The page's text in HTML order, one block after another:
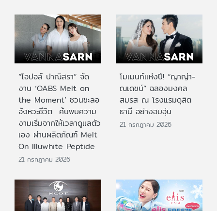
“โอปอล์ ปาณิสรา” จัด
งาน ‘OABS Melt on
the Moment’ ชวนชะลอ
จังหวะชีวิต ค้นพบความ
งามเริ่มจากให้เวลาดูแลตัว
เอง ผ่านผลิตภัณฑ์ Melt
On Illuwhite Peptide
21 กรกฎาคม 2026
โมเมนท์แห่งปี! “ญาญ่า-
ณเดชน์” ฉลองมงคล
สมรส ณ โรงแรมดุสิต
ธานี อย่างอบอุ่น
21 กรกฎาคม 2026